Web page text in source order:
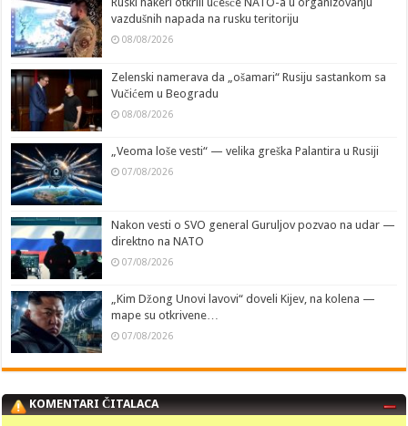
vazdušnih napada na rusku teritoriju
08/08/2026
Zelenski namerava da „ošamari“ Rusiju sastankom sa
Vučićem u Beogradu
08/08/2026
„Veoma loše vesti“ — velika greška Palantira u Rusiji
07/08/2026
Nakon vesti o SVO general Guruljov pozvao na udar —
direktno na NATO
07/08/2026
„Kim Džong Unovi lavovi“ doveli Kijev, na kolena —
mape su otkrivene…
07/08/2026
KOMENTARI ČITALACA